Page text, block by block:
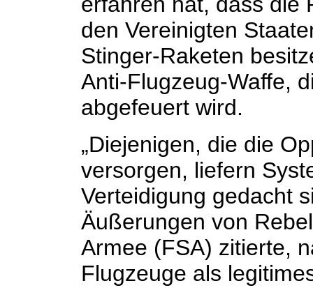
den Vereinigten
Stinger-Raketen
Anti-Flugzeug-Waffe,
abgefeuert wird.
„Diejenigen, die die
versorgen, liefern
Verteidigung gedacht
Äußerungen von
Armee (FSA) zitierte,
Flugzeuge als